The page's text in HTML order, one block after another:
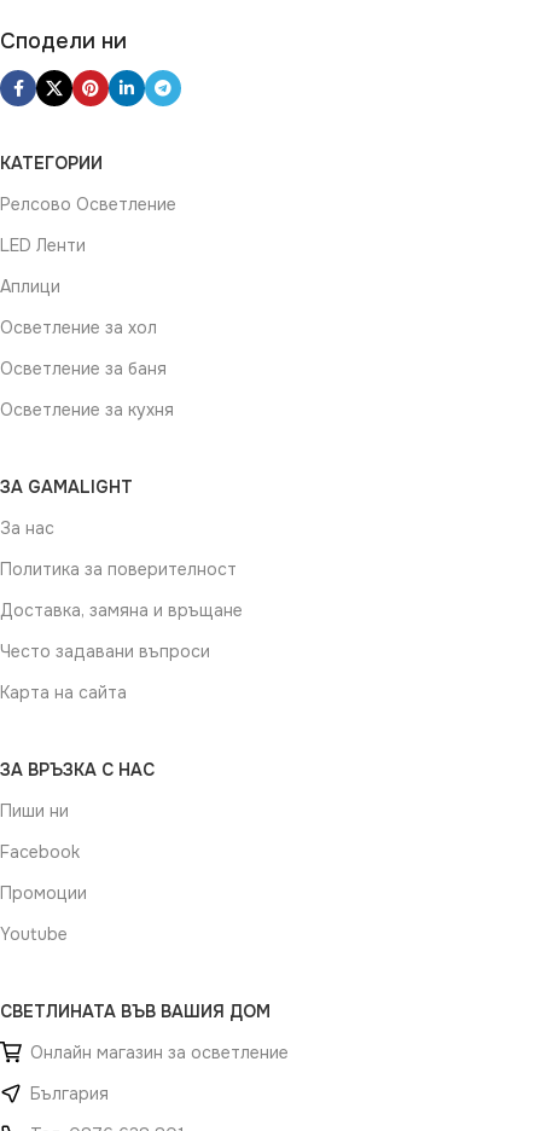
Сподели ни
КАТЕГОРИИ
Релсово Осветление
LED Ленти
Аплици
Осветление за хол
Осветление за баня
Осветление за кухня
ЗА GAMALIGHT
За нас
Политика за поверителност
Доставка, замяна и връщане
Често задавани въпроси
Карта на сайта
ЗА ВРЪЗКА С НАС
Пиши ни
Facebook
Промоции
Youtube
СВЕТЛИНАТА ВЪВ ВАШИЯ ДОМ
Онлайн магазин за осветление
България